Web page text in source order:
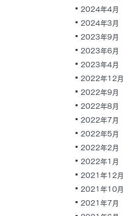
2024年4月
2024年3月
2023年9月
2023年6月
2023年4月
2022年12月
2022年9月
2022年8月
2022年7月
2022年5月
2022年2月
2022年1月
2021年12月
2021年10月
2021年7月